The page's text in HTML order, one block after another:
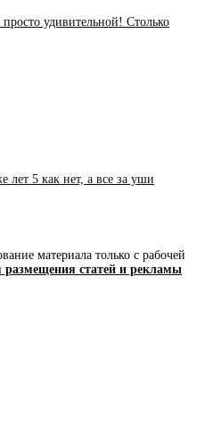
удивительной! Столько
5 как нет, а все за уши
материала только с рабочей
размещения статей и рекламы